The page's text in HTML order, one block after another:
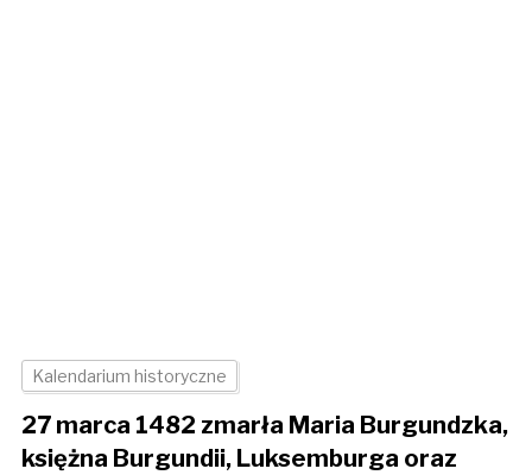
Kalendarium historyczne
27 marca 1482 zmarła Maria Burgundzka,
księżna Burgundii, Luksemburga oraz